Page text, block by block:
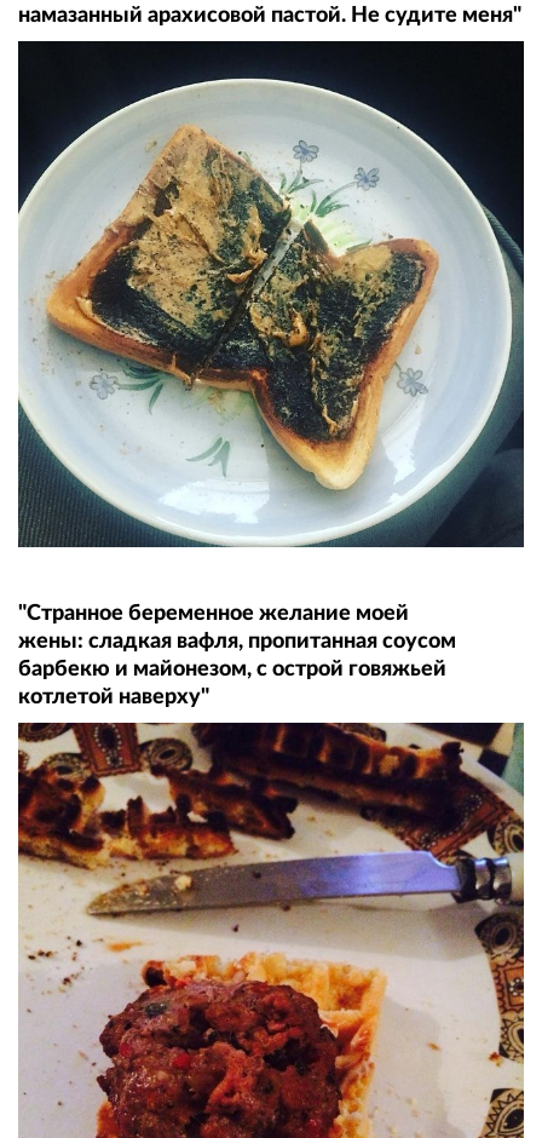
намазанный арахисовой пастой. Не судите меня"
"Странное беременное желание моей
жены: сладкая вафля, пропитанная соусом
барбекю и майонезом, с острой говяжьей
котлетой наверху"